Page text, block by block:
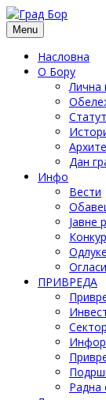
Menu
Насловна
О Бору
Лична
Дан
Инфо
Вести
Јавне
Одлуке
Огласи
ПРИВРЕДА
Радна